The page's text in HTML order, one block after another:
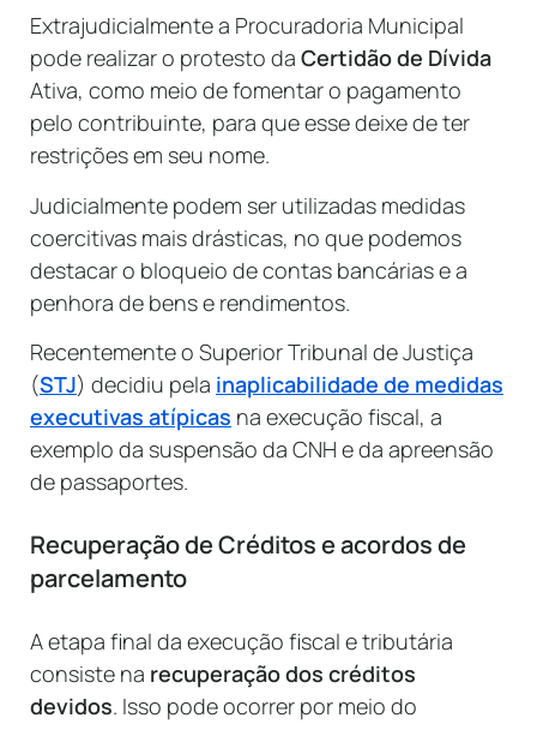
Extrajudicialmente a Procuradoria Municipal
pode realizar o protesto da Certidão de Dívida
Ativa, como meio de fomentar o pagamento
pelo contribuinte, para que esse deixe de ter
restrições em seu nome.
Judicialmente podem ser utilizadas medidas
coercitivas mais drásticas, no que podemos
destacar o bloqueio de contas bancárias e a
penhora de bens e rendimentos.
Recentemente o Superior Tribunal de Justiça
(STJ) decidiu pela inaplicabilidade de medidas
executivas atípicas na execução fiscal, a
exemplo da suspensão da CNH e da apreensão
de passaportes.
Recuperação de Créditos e acordos de
parcelamento
A etapa final da execução fiscal e tributária
consiste na recuperação dos créditos
devidos. Isso pode ocorrer por meio do